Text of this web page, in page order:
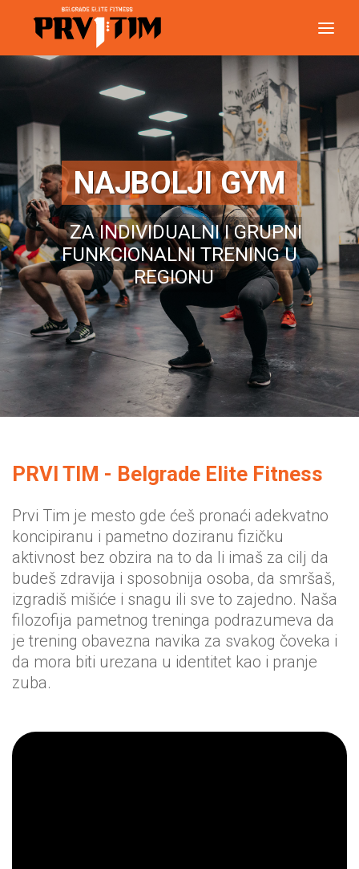
NAJBOLJI GYM
ZA INDIVIDUALNI I GRUPNI
FUNKCIONALNI TRENING U
REGIONU
PRVI TIM - Belgrade Elite Fitness
Prvi Tim je mesto gde ćeš pronaći adekvatno
koncipiranu i pametno doziranu fizičku
aktivnost bez obzira na to da li imaš za cilj da
budeš zdravija i sposobnija osoba, da smršaš,
izgradiš mišiće i snagu ili sve to zajedno. Naša
filozofija pametnog treninga podrazumeva da
je trening obavezna navika za svakog čoveka i
da mora biti urezana u identitet kao i pranje
zuba.